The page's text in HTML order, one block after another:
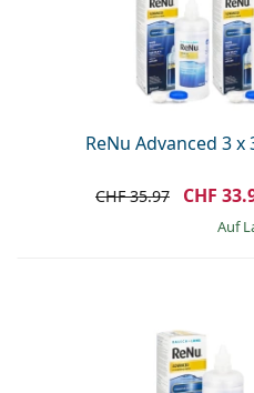
ReNu Advanced 3
CHF 35.97 CHF
auf